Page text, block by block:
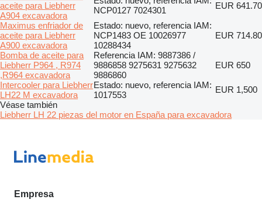
aceite para Liebherr
A904 excavadora
NCP0127 7024301
EUR 641.70
Maximus enfriador de
aceite para Liebherr
A900 excavadora
Estado: nuevo, referencia IAM:
NCP1483 OE 10026977
10288434
EUR 714.80
Bomba de aceite para
Liebherr P964 , R974
,R964 excavadora
Referencia IAM: 9887386 /
9886858 9275631 9275632
9886860
EUR 650
Intercooler para Liebherr
LH22 M excavadora
Estado: nuevo, referencia IAM:
1017553
EUR 1,500
Véase también
Liebherr LH 22 piezas del motor en España para excavadora
Empresa